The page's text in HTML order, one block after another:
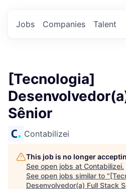
Jobs Companies Talent
[Tecnologia]
Sênior
Contabilizei
This job is no longer
See open jobs at Contabilizei.
See open jobs similar to "
Desenvolvedor(a) Full Stack